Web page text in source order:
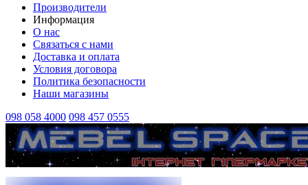
Производители
Информация
О нас
Связаться с нами
Доставка и оплата
Условия договора
Политика безопасности
Наши магазины
098 058 4000 098 457 0555